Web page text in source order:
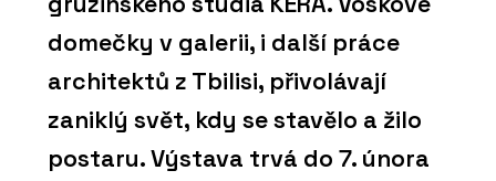
domečky v galerii, i další práce
architektů z Tbilisi, přivolávají
zaniklý svět, kdy se stavělo a žilo
postaru. Výstava trvá do 7. února